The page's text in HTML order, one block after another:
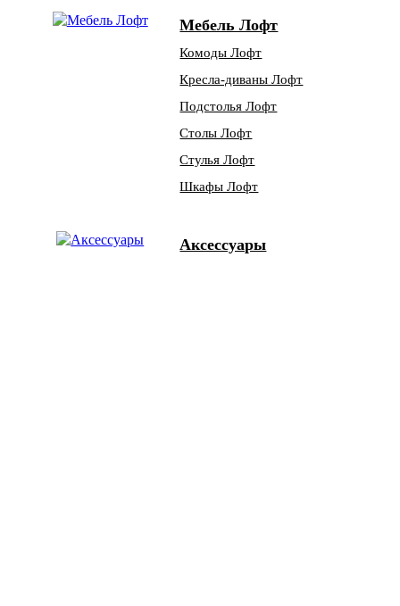
Мебель Лофт
Комоды Лофт
Кресла-диваны Лофт
Подстолья Лофт
Столы Лофт
Стулья Лофт
Шкафы Лофт
Аксессуары